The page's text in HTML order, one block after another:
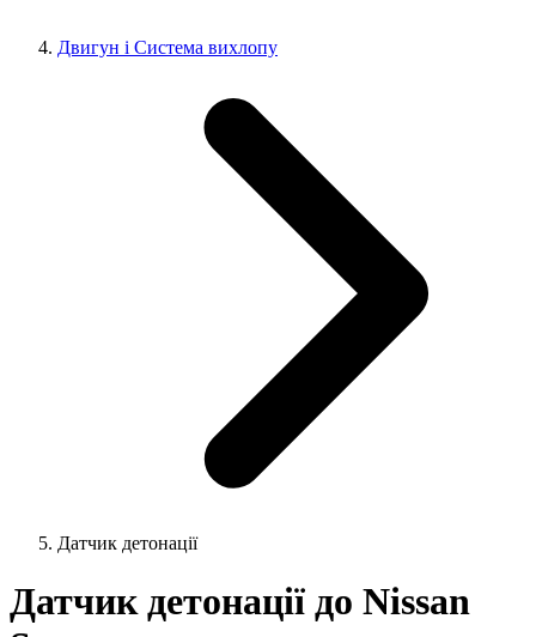
Двигун і Система вихлопу
Датчик детонації
Датчик детонації до Nissan